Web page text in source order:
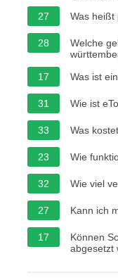
27
Was heißt
28
Welche
17
Was ist
31 Wie ist
33 Was
23 Wie
32 Wie viel
27 Kann ich
17
Können
abgesetzt